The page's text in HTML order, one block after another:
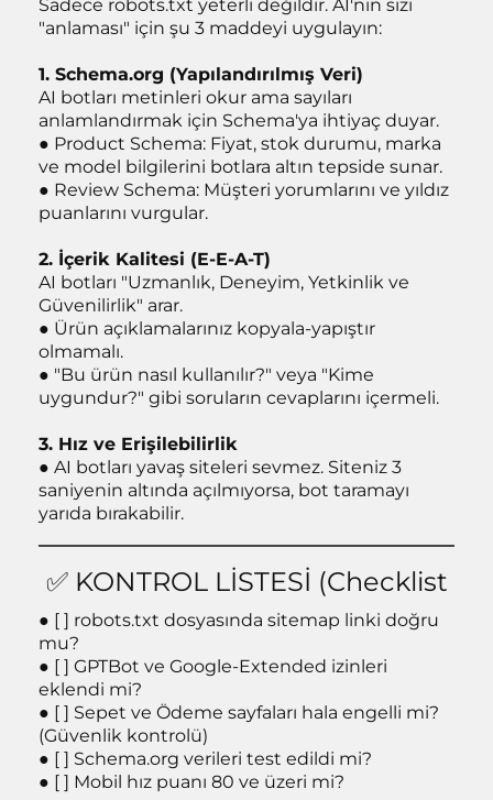
Sadece robots.txt yeterli değildir. AI'nın sizi
"anlaması" için şu 3 maddeyi uygulayın:
1. Schema.org (Yapılandırılmış Veri)
AI botları metinleri okur ama sayıları
anlamlandırmak için Schema'ya ihtiyaç duyar.
● Product Schema: Fiyat, stok durumu, marka
ve model bilgilerini botlara altın tepside sunar.
● Review Schema: Müşteri yorumlarını ve yıldız
puanlarını vurgular.
2. İçerik Kalitesi (E-E-A-T)
AI botları "Uzmanlık, Deneyim, Yetkinlik ve
Güvenilirlik" arar.
● Ürün açıklamalarınız kopyala-yapıştır
olmamalı.
● "Bu ürün nasıl kullanılır?" veya "Kime
uygundur?" gibi soruların cevaplarını içermeli.
3. Hız ve Erişilebilirlik
● AI botları yavaş siteleri sevmez. Siteniz 3
saniyenin altında açılmıyorsa, bot taramayı
yarıda bırakabilir.
✅ KONTROL LİSTESİ (Checklist
● [ ] robots.txt dosyasında sitemap linki doğru
mu?
● [ ] GPTBot ve Google-Extended izinleri
eklendi mi?
● [ ] Sepet ve Ödeme sayfaları hala engelli mi?
(Güvenlik kontrolü)
● [ ] Schema.org verileri test edildi mi?
● [ ] Mobil hız puanı 80 ve üzeri mi?